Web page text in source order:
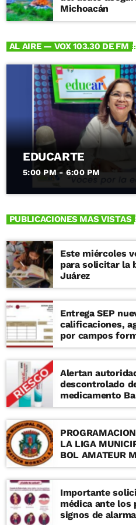
cualquier
más, el curso
auditorio del
horas. En el curso tendrás una
de aficionado,
después utilizar
instrumentos, y
aprender sobre
astronomía
meteoritos,
agujeros negros
registro se ha
el lunes 10 de
registrarte y
IRyA:
/es/divulgacion/inicio
IRyA, UNAM El Instituto de
de la UNAM
entidad
Campus Morelia
investigación de
impacto en las
Interestelar,
Estrellas
Energías,
Galáctica,
Extragaláctica y
También
formación de
humanos de alto
mantiene un
Michoacán
AL AIRE — VOX 103.30 DE FM
EDUCARTE
5:00 PM - 6:00 PM
PUBLICACIONES MAS VISTAS
Este miércoles
para solicitar la
Juárez
Entrega SEP
calificaciones,
por campos
Alertan
descontrolado
medicamento
LA LIGA
BOL AMATEUR
Importante
médica ante los
signos de